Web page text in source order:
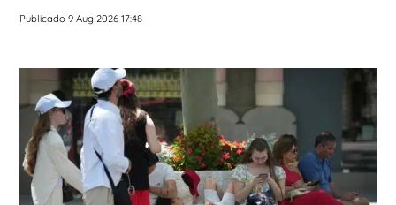
Publicado 9 Aug 2026 17:48